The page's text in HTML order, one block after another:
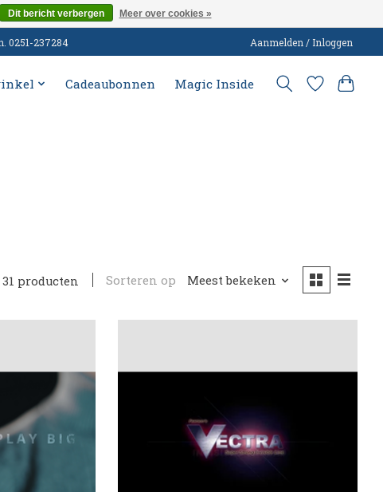
0251-237284 Aanmelden / Inloggen
Cadeaubonnen Magic Inside
31 producten Sorteren op Meest bekeken
Dit bericht verbergen Meer over cookies »